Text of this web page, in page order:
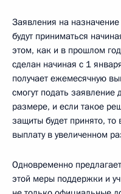
Заявления на
будут приниматься
этом, как и в прошлом
сделан начиная с 1
получает ежемесячную
смогут подать
размере, и если такое
защиты будет принято, то
выплату в увеличенном
Одновременно
этой меры поддержки и